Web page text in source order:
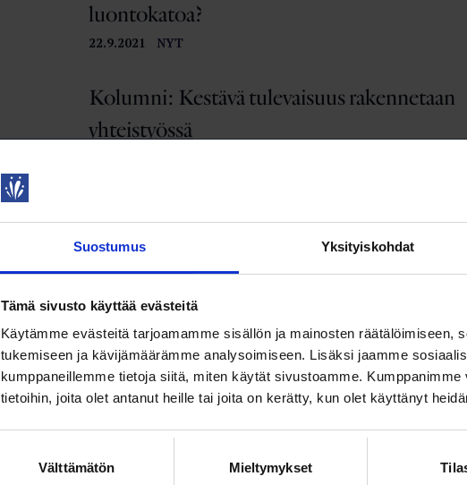
Suostumus Yksityiskohdat
Tämä sivusto käyttää evästeitä
Käytämme evästeitä tarjoamamme sisällön ja mainosten räätälöimiseen,
tukemiseen ja kävijämäärämme analysoimiseen. Lisäksi jaamme
kumppaneillemme tietoja siitä, miten käytät sivustoamme.
tietoihin, joita olet antanut heille tai joita on kerätty, kun olet käyttänyt
Välttämätön Mieltymykset
22.9.2021 NYT
luontokatoa?
Kolumni: Kestävä tulevaisuus rakennetaan
yhteistyössä
nostalgista ajankuvaa
Suomen Metsämuseo Lusto Punkaharjulla tarjoaa
ympärivuotisesti näyttelyitä ja tapahtumia, jotka esittelevät
monipuolisesti ihmisen ja metsän välistä vuorovaikutusta.
Paneelissa puhuttua: Mitä